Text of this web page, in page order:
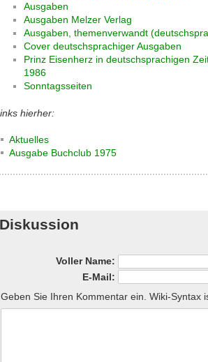
Ausgaben
Ausgaben Melzer Verlag
Ausgaben, themenverwandt
Cover deutschsprachiger Ausgaben
Prinz Eisenherz in deutschsprachigen
1986
Sonntagsseiten
hierher:
Aktuelles
Ausgabe Buchclub 1975
Diskussion
Voller Name:
E-Mail:
Geben Sie Ihren Kommentar ein. Wiki-Syntax